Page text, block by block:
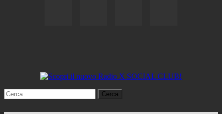
Ricerca
per: